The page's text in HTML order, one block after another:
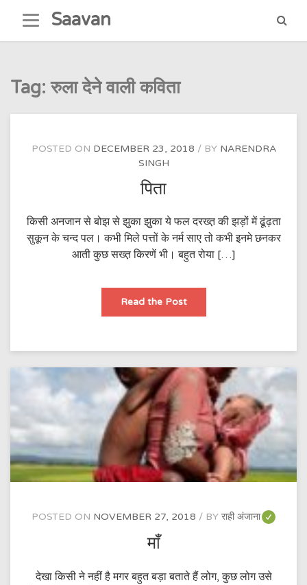
content
Saavan
Tag:रुला देने वाली कविता
POSTED ON DECEMBER 23, 2018 BY NARENDRA
SINGH
पिता
किसी अनजान से बोझ से झुका झुका ये फल दरख्त़ की झड़ों में ढूंढ़ता
सुकून के चन्द पल। कभी मिले पत्तों के नर्म साए तो कभी इनमे छनकर
आती कुछ सख्त़ किरणें भी। बहुत रोया […]
Read the Postपिता
POSTED ON NOVEMBER 27, 2018 BY राही अंजाना
माँ
देखा किसी ने नहीं है मगर बहुत बड़ा बताते हैं लोग, कुछ लोग उसे